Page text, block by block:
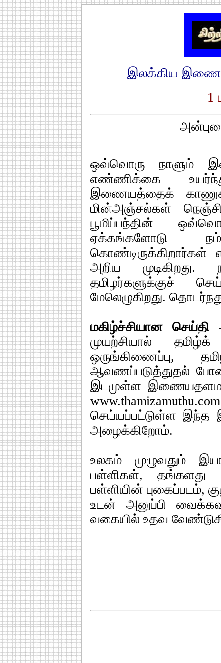
இலக்கிய
1
ஒவ்வொரு நாளும்
எண்ணிக்கை
இணையத்தைக்
மின்அஞ்சல்கள்
பூமிப்பந்தின்
ஏக்கங்களோடு
அறிய
தமிழர்களுக்குச்
மேலெழுகிறது.
மகிழ்ச்சியான செய்தி
முயற்சியால்
ஒருங்கிணைப்பு,
ஆவணப்படுத்துதல்
இடமுள்ள
செய்யப்பட்டுள்ள
அழைக்கிறோம்.
உலகம் முழுவதும்
பள்ளிகள், தங்களது
பள்ளியின் புகைப்படம்,
உடன் அனுப்பி
வகையில் உதவ